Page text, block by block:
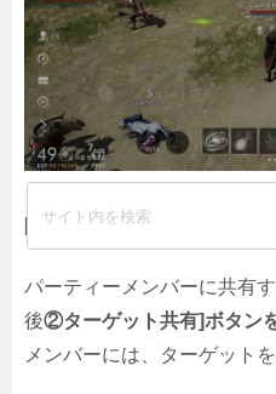
[パーティー]
パーティーメンバーに共有
後②ターゲット共有]ボタン
メンバーには、ターゲット